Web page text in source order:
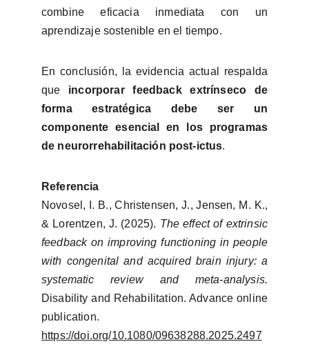
combine eficacia inmediata con un
aprendizaje sostenible en el tiempo.
En conclusión, la evidencia actual respalda
que incorporar feedback extrínseco de
forma estratégica debe ser un
componente esencial en los programas
de neurorrehabilitación post-ictus.
Referencia
Novosel, I. B., Christensen, J., Jensen, M. K.,
& Lorentzen, J. (2025). The effect of extrinsic
feedback on improving functioning in people
with congenital and acquired brain injury: a
systematic review and meta-analysis.
Disability and Rehabilitation. Advance online
publication.
https://doi.org/10.1080/09638288.2025.2497